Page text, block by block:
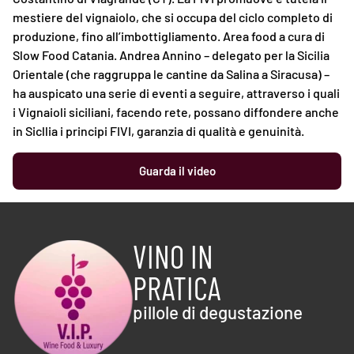
mestiere del vignaiolo, che si occupa del ciclo completo di
produzione, fino all’imbottigliamento. Area food a cura di
Slow Food Catania. Andrea Annino – delegato per la Sicilia
Orientale (che raggruppa le cantine da Salina a Siracusa) –
ha auspicato una serie di eventi a seguire, attraverso i quali
i Vignaioli siciliani, facendo rete, possano diffondere anche
in Sicllia i principi FIVI, garanzia di qualità e genuinità.
Guarda il video
VINO IN
PRATICA
pillole di degustazione